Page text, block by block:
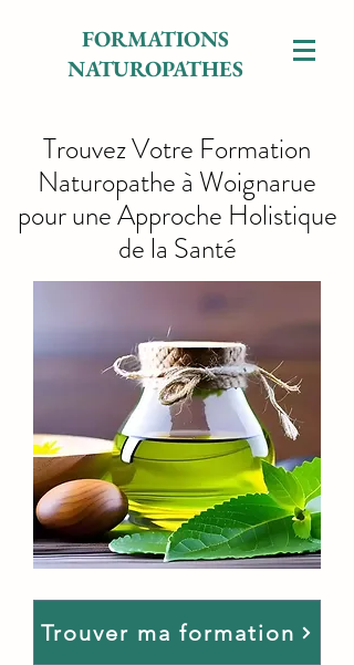
FORMATIONS
NATUROPATHES
Trouvez Votre Formation
Naturopathe à Woignarue
pour une Approche Holistique
de la Santé
Trouver ma formation